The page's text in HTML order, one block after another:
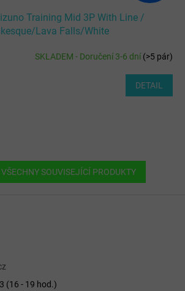
Training Mid 3P With Line /
Lava Falls/White
SKLADEM - Doručení 3-6 dní(>5 pár)
DETAIL
SOUVISEJÍCÍ PRODUKTY
(16 - 19 hod.)